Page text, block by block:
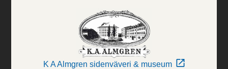
K A Almgren sidenväveri & museum